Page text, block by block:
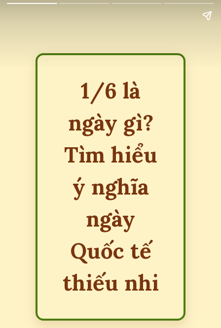
1/6 là
ngày gì?
Tìm hiểu
ý nghĩa
ngày
Quốc tế
thiếu nhi